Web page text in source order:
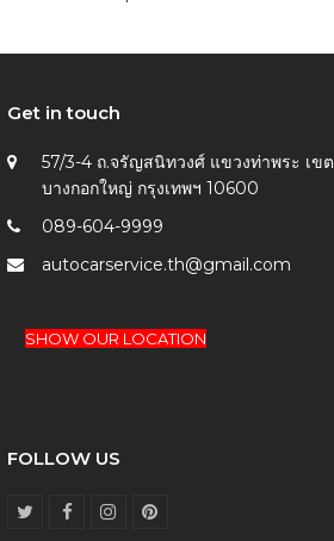
Get in touch
57/3-4 ถ.จรัญสนิทวงศ์ แขวงท่าพระ เขต
บางกอกใหญ่ กรุงเทพฯ 10600
089-604-9999
autocarservice.th@gmail.com
SHOW OUR LOCATION
FOLLOW US
T F I P